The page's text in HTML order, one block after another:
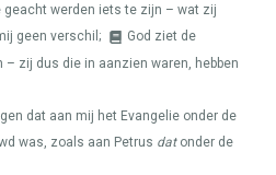
geacht werden iets te zijn – wat zij
geen verschil;
God ziet de
– zij dus die in aanzien waren, hebben
dat aan mij het Evangelie onder de
was, zoals aan Petrus datonder de